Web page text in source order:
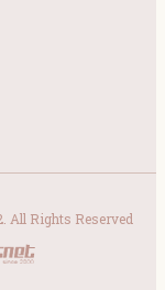
All Rights Reserved